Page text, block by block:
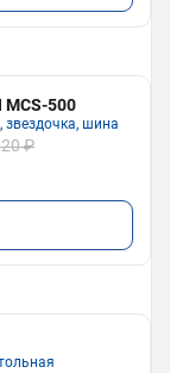
MCS-500
звездочка, шина
₽